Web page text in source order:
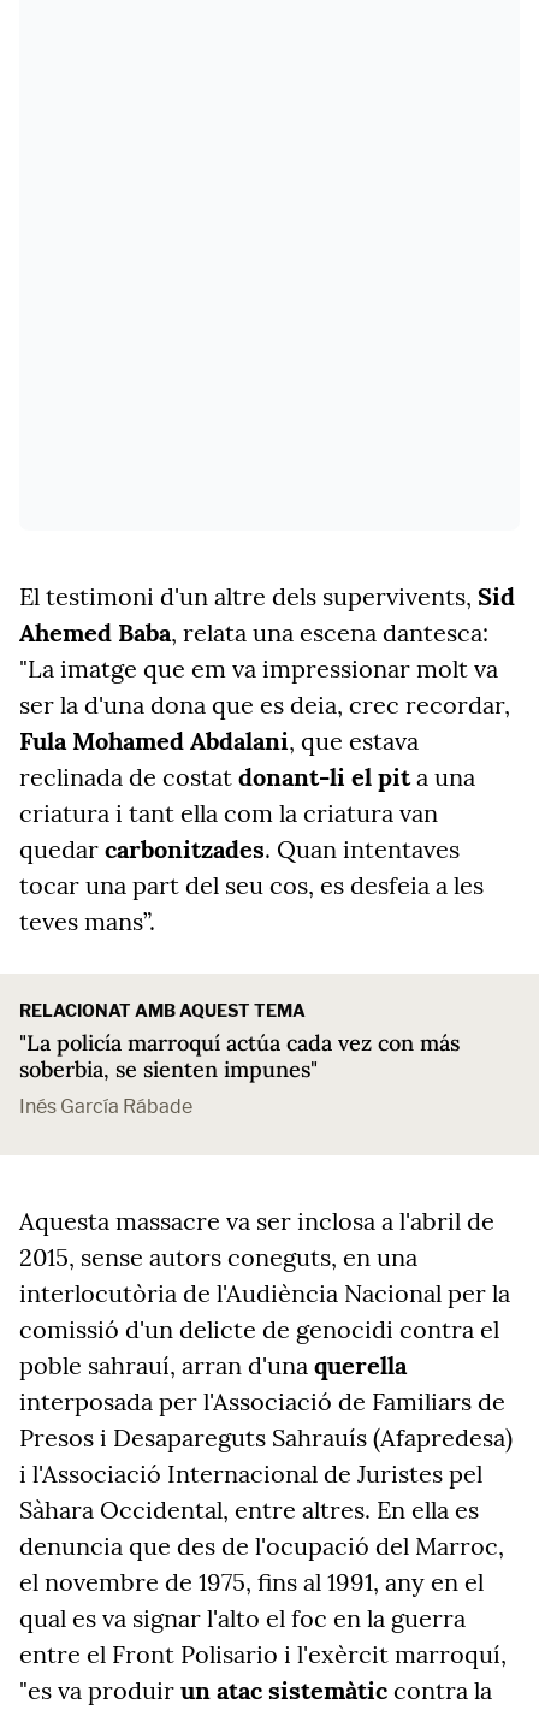
El testimoni d'un altre dels supervivents, Sid
Ahemed Baba, relata una escena dantesca:
"La imatge que em va impressionar molt va
ser la d'una dona que es deia, crec recordar,
Fula Mohamed Abdalani, que estava
reclinada de costat donant-li el pita una
criatura i tant ella com la criatura van
quedar carbonitzades. Quan intentaves
tocar una part del seu cos, es desfeia a les
teves mans”.
RELACIONAT AMB AQUEST TEMA
"La policía marroquí actúa cada vez con más
soberbia, se sienten impunes"
Inés García Rábade
Aquesta massacre va ser inclosa a l'abril de
2015, sense autors coneguts, en una
interlocutòria de l'Audiència Nacional per la
comissió d'un delicte de genocidi contra el
poble sahrauí, arran d'una querella
interposada per l'Associació de Familiars de
Presos i Desapareguts Sahrauís (Afapredesa)
i l'Associació Internacional de Juristes pel
Sàhara Occidental, entre altres. En ella es
denuncia que des de l'ocupació del Marroc,
el novembre de 1975, fins al 1991, any en el
qual es va signar l'alto el foc en la guerra
entre el Front Polisario i l'exèrcit marroquí,
"es va produir un atac sistemàtic contra la